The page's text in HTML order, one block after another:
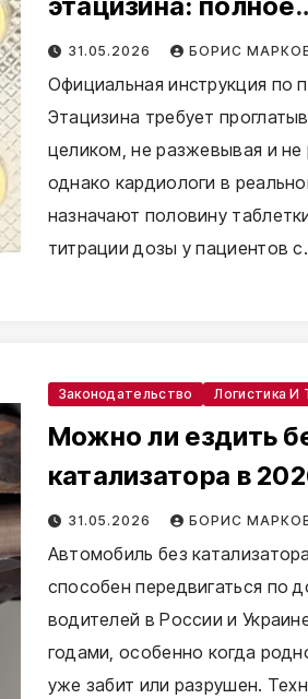
руководство
31.05.2026 БОРИС
Официальная инструкция по
Этацизина требует
целиком, не разжевывая и не
однако кардиологи в
назначают половину
титрации дозы у пациентов
Законодательство Логистика И
Можно ли ездить
катализатора в
31.05.2026 БОРИС
Автомобиль без
способен передвигаться по
водителей в России и
годами, особенно когда
уже забит или разрушен.